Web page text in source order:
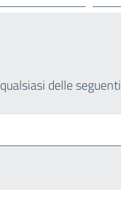
qualsiasi delle seguenti